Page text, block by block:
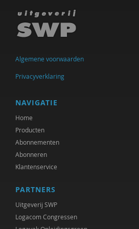
Michael Edwards
Anne Goossensen
Wouter Hekkeman
Yuk Hui
Marlieke Kieboom
Michiel Korthals
Harry Kunneman
Hanne Laceulle
George Lengkeek
Algemene voorwaarden
Privacyverklaring
NAVIGATIE
Home
Producten
Abonnementen
Abonneren
Klantenservice
PARTNERS
Uitgeverij SWP
Logacom Congressen